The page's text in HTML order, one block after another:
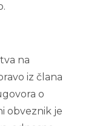
na
iz člana
o
obveznik je